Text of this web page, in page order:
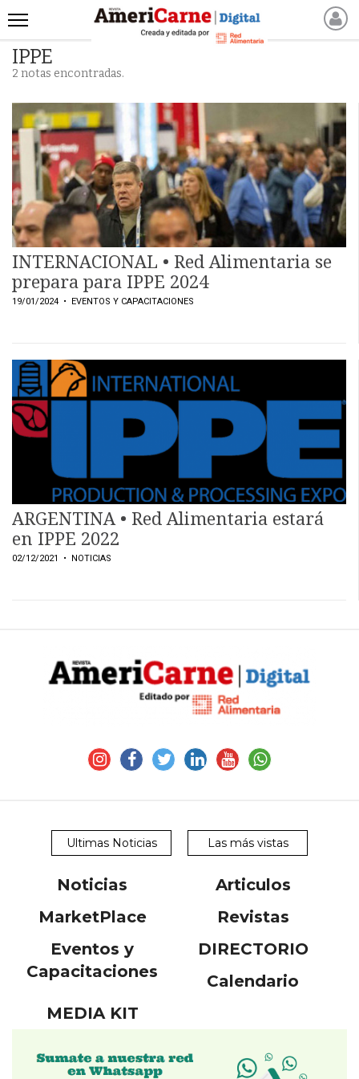
INICIO
NOTICIAS
ARTICULOS
PRODUCCIÓN
PROCESO
PRODUCTO
NUEVOS PRODUCTOS
MARKETPLACE
REVISTAS
REVISTAS
EVENTOS Y
CAPACITACIONES
DIRECTORIO
MEDIA KIT
TEMAS DESTACADOS
CARNE
FRIGORIFICO
VACAS
PREMIO
CONTÁCTENOS
POLÍTICAS
DE
PRIVACIDAD
SOMOS
IPPE
2 notas encontradas.
INTERNACIONAL • Red Alimentaria se
prepara para IPPE 2024
19/01/2024 • EVENTOS Y CAPACITACIONES
ARGENTINA • Red Alimentaria estará
en IPPE 2022
02/12/2021 • NOTICIAS
Ultimas Noticias Las más vistas
Noticias
Articulos
MarketPlace
Revistas
Eventos y
Capacitaciones
DIRECTORIO
Calendario
MEDIA KIT